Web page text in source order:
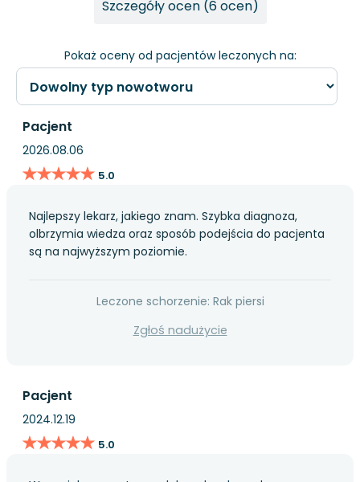
Pokaż oceny od pacjentów leczonych na:
Szczegóły ocen (6 ocen)
Pacjent
2026.08.06
★★★★★
★★★★★ 5.0
Najlepszy lekarz, jakiego znam. Szybka diagnoza,
olbrzymia wiedza oraz sposób podejścia do pacjenta
są na najwyższym poziomie.
Leczone schorzenie: Rak piersi
Zgłoś nadużycie
Pacjent
2024.12.19
★★★★★
★★★★★ 5.0